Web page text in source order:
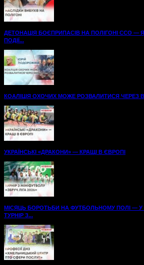
ДЕТОНАЦІЯ БОЄПРИПАСІВ НА ПОЛІГОНІ ССО —
ПОДІЇ...
КОАЛІЦІЯ ОХОЧИХ МОЖЕ РОЗВАЛИТИСЯ ЧЕРЕЗ
УКРАЇНСЬКІ «ДРАКОНИ» — КРАЩІ В ЄВРОПІ
МІСЯЦЬ БОРОТЬБИ НА ФУТБОЛЬНОМУ ПОЛІ —
ТУРНІР З...